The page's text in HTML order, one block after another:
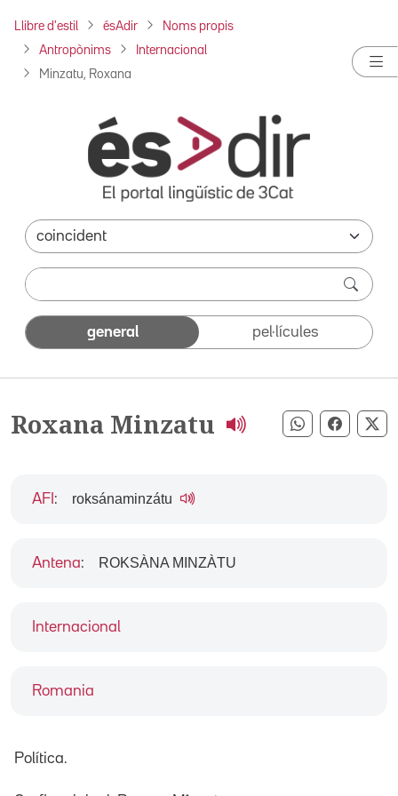
Llibre d'estil ésAdir Noms propis
Antropònims Internacional
Minzatu, Roxana
general pel·lícules
Roxana Minzatu Compartir
Internacional
Romania
AFI : roksánaminzátu
Antena: ROKSÀNA MINZÀTU
Política.